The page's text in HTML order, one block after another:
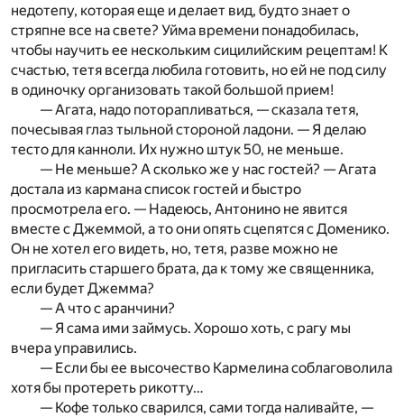
недотепу, которая еще и делает вид, будто знает о
стряпне все на свете? Уйма времени понадобилась,
чтобы научить ее нескольким сицилийским рецептам! К
счастью, тетя всегда любила готовить, но ей не под силу
в одиночку организовать такой большой прием!
— Агата, надо поторапливаться, — сказала тетя,
почесывая глаз тыльной стороной ладони. — Я делаю
тесто для канноли. Их нужно штук 50, не меньше.
— Не меньше? А сколько же у нас гостей? — Агата
достала из кармана список гостей и быстро
просмотрела его. — Надеюсь, Антонино не явится
вместе с Джеммой, а то они опять сцепятся с Доменико.
Он не хотел его видеть, но, тетя, разве можно не
пригласить старшего брата, да к тому же священника,
если будет Джемма?
— А что с аранчини?
— Я сама ими займусь. Хорошо хоть, с рагу мы
вчера управились.
— Если бы ее высочество Кармелина соблаговолила
хотя бы протереть рикотту…
— Кофе только сварился, сами тогда наливайте, —